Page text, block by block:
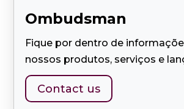
Ombudsman
Fique por dentro de
nossos produtos, serviços e
Contact us